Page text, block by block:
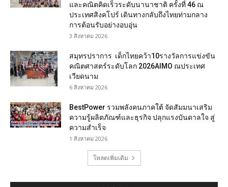
และคณิตคิดเร็วระดับนานาชาติ ครั้งที่ 46 ณ
ประเทศสิงคโปร์ เดินทางกลับถึงไทยท่ามกลาง
การต้อนรับอย่างอบอุ่น
3 สิงหาคม 2026
สมุทรปราการ เด็กไทยคว้า10รางวัลการแข่งขัน
คณิตศาสตร์ระดับโลก 2026AIMO ณประเทศ
เวียดนาม
6 สิงหาคม 2026
BestPower รวมพลังคนภาคใต้ จัดสัมมนาเสริม
ความรู้ผลิตภัณฑ์และธุรกิจ ปลุกแรงบันดาลใจ สู่
ความสำเร็จ
1 สิงหาคม 2026
โหลดเพิ่มเติม